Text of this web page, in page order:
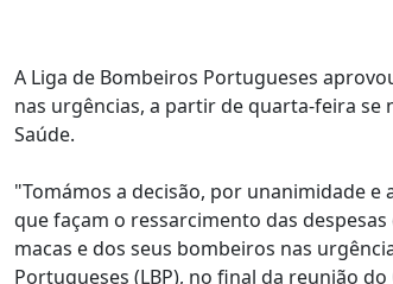
A Liga de Bombeiros Portugueses
nas urgências, a partir de quarta-feira se
Saúde.
"Tomámos a decisão, por unanimidade
que façam o ressarcimento das
macas e dos seus bombeiros nas
Portugueses (LBP), no final da reunião